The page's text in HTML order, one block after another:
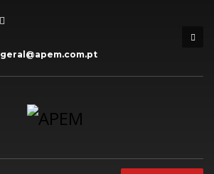
geral@apem.com.pt